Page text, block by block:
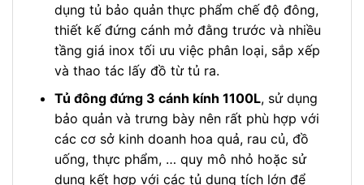
dụng tủ bảo quản thực phẩm chế độ đông,
thiết kế đứng cánh mở đằng trước và nhiều
tầng giá inox tối ưu việc phân loại, sắp xếp
và thao tác lấy đồ từ tủ ra.
Tủ đông đứng 3 cánh kính 1100L, sử dụng
bảo quản và trưng bày nên rất phù hợp với
các cơ sở kinh doanh hoa quả, rau củ, đồ
uống, thực phẩm, … quy mô nhỏ hoặc sử
dụng kết hợp với các tủ dung tích lớn để